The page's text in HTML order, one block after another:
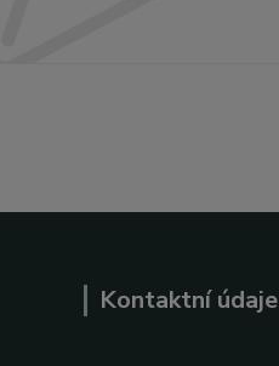
Kontaktní údaje